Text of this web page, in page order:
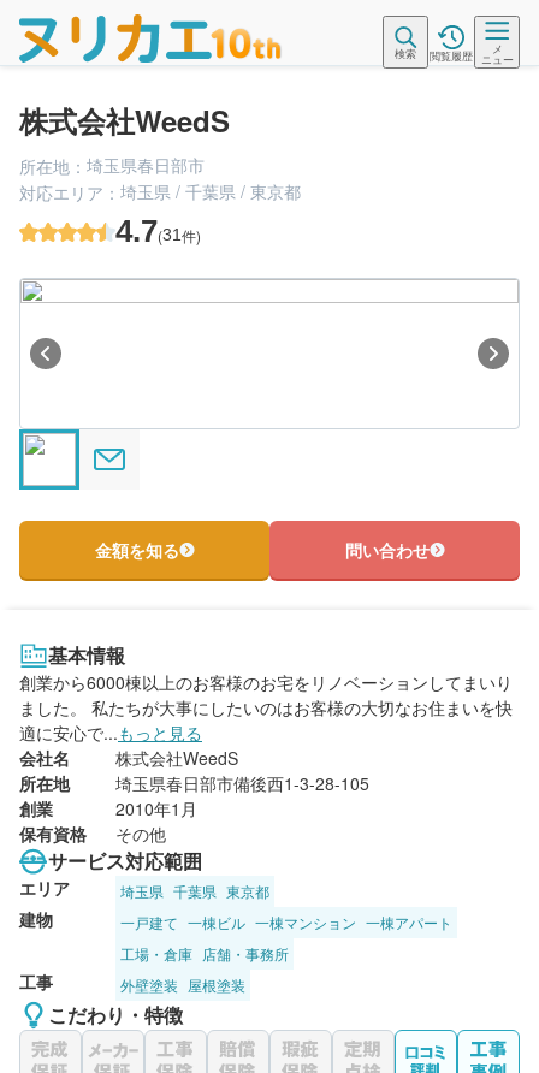
検索 閲覧履歴
メ
ニュー
株式会社WeedS
所在地： 埼玉県春日部市
対応エリア： 埼玉県 / 千葉県 / 東京都
4.7(31件)
金額を知る 問い合わせ
基本情報
創業から6000棟以上のお客様のお宅をリノベーションしてまいり
ました。 私たちが大事にしたいのはお客様の大切なお住まいを快
適に安心で...もっと見る
会社名
株式会社WeedS
所在地
埼玉県春日部市備後西1-3-28-105
創業
2010年1月
保有資格
その他
サービス対応範囲
エリア 埼玉県 千葉県 東京都
建物 一戸建て 一棟ビル 一棟マンション 一棟アパート
工場・倉庫 店舗・事務所
工事 外壁塗装 屋根塗装
こだわり・特徴